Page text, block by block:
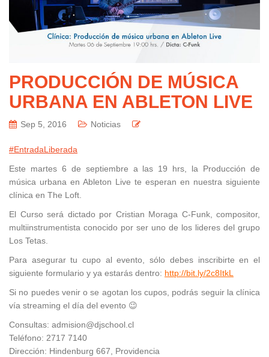
PRODUCCIÓN DE MÚSICA
URBANA EN ABLETON LIVE
Sep 5, 2016 Noticias
#EntradaLiberada
Este martes 6 de septiembre a las 19 hrs, la Producción de
música urbana en Ableton Live te esperan en nuestra siguiente
clínica en The Loft.
El Curso será dictado por Cristian Moraga C-Funk, compositor,
multiinstrumentista conocido por ser uno de los lideres del grupo
Los Tetas.
Para asegurar tu cupo al evento, sólo debes inscribirte en el
siguiente formulario y ya estarás dentro: http://bit.ly/2c8ItkL
Si no puedes venir o se agotan los cupos, podrás seguir la clínica
vía streaming el día del evento 😉
Consultas: admision@djschool.cl
Teléfono: 2717 7140
Dirección: Hindenburg 667, Providencia